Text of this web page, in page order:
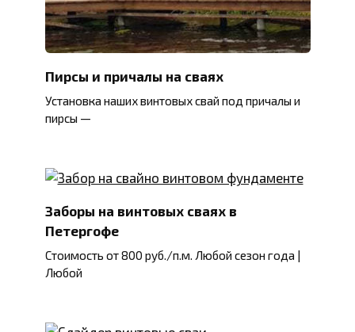
Пирсы и причалы на сваях
Установка наших винтовых свай под причалы и
пирсы —
Заборы на винтовых сваях в
Петергофе
Стоимость от 800 руб./п.м. Любой сезон года |
Любой